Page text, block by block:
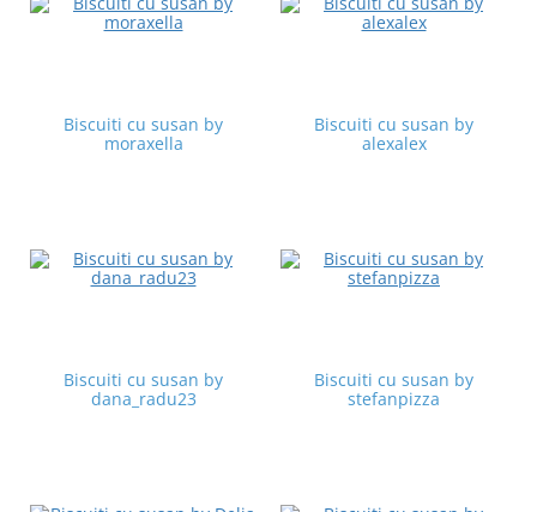
Biscuiti cu susan by
moraxella
Biscuiti cu susan by
alexalex
Biscuiti cu susan by
dana_radu23
Biscuiti cu susan by
stefanpizza